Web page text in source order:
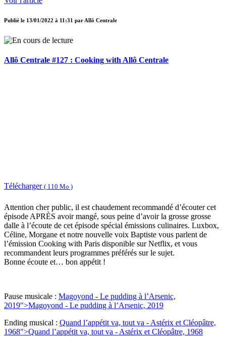
Publié le 13/01/2022 à 11:31 parAllô Centrale
Allô Centrale #127 : Cooking with Allô Centrale
Télécharger ( 110 Mo )
Attention cher public, il est chaudement recommandé d’écouter cet
épisode APRÈS avoir mangé, sous peine d’avoir la grosse grosse
dalle à l’écoute de cet épisode spécial émissions culinaires. Luxbox,
Céline, Morgane et notre nouvelle voix Baptiste vous parlent de
l’émission Cooking with Paris disponible sur Netflix, et vous
recommandent leurs programmes préférés sur le sujet.
Bonne écoute et… bon appétit !
Pause musicale : Magoyond - Le pudding à l’Arsenic,
2019">Magoyond - Le pudding à l’Arsenic, 2019
Ending musical : Quand l’appétit va, tout va - Astérix et Cléopâtre,
1968">Quand l’appétit va, tout va - Astérix et Cléopâtre, 1968